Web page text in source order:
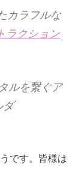
カラフルな
ラクション
ルを繋ぐア
ダ
です。皆様は